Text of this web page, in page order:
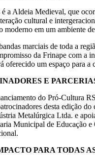
é a Aldeia Medieval, que
cultural e
moderno em um ambiente
marciais de toda a
da Frinape com
oferecido um espaço para
E
do Pró-Cultura
desta edição
Metalúrgica Ltda. e
Municipal de Educação e
PARA TODAS